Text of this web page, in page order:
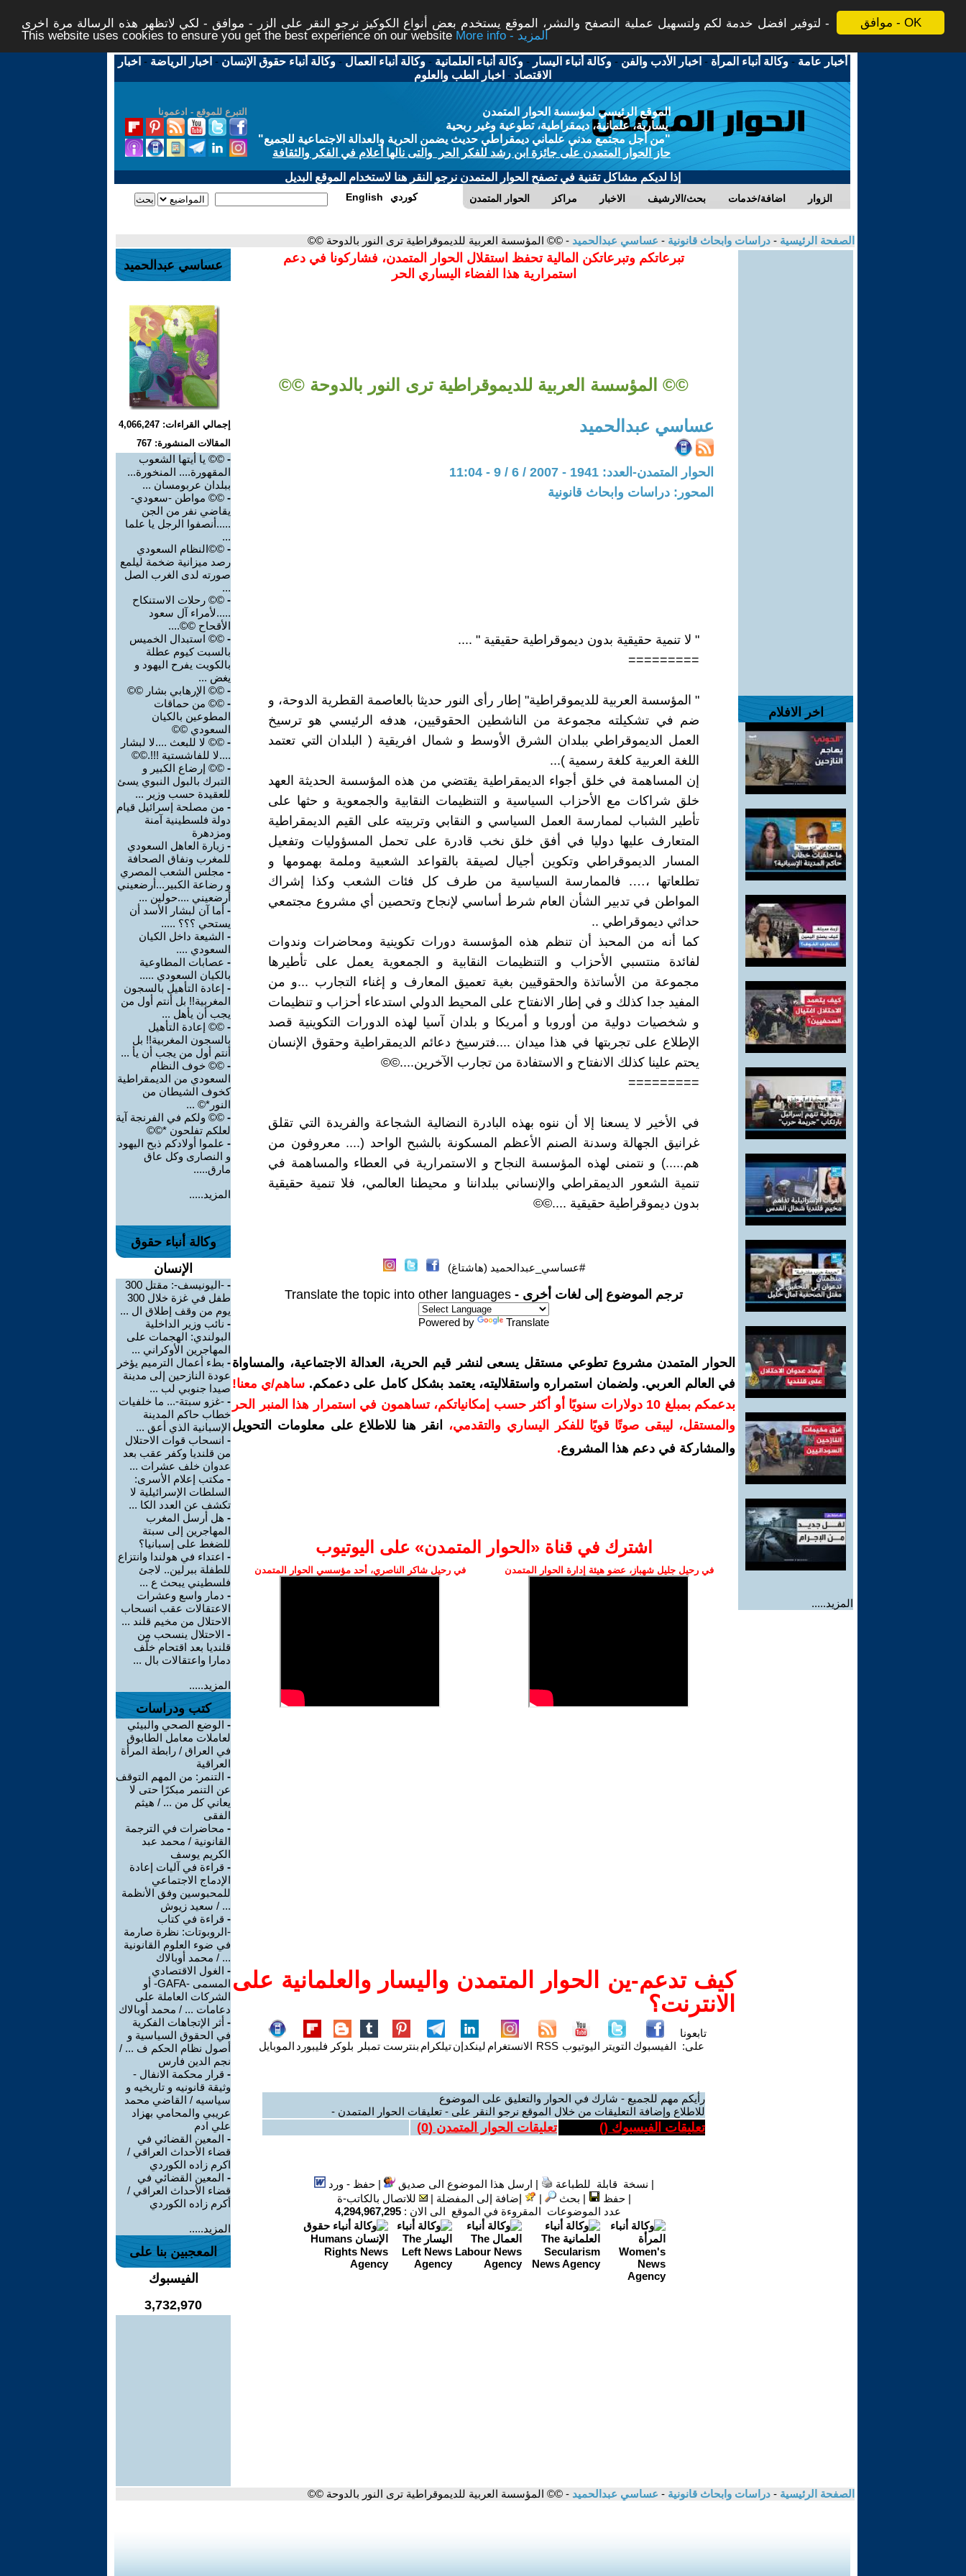
موافق - OK
لتوفير افضل خدمة لكم ولتسهيل عملية التصفح والنشر، الموقع يستخدم بعض أنواع الكوكيز نرجو النقر على الزر - موافق - لكي لاتظهر هذه الرسالة مرة اخرى -
This website uses cookies to ensure you get the best experience on our website
More info - المزيد
أخبار عامة -وكالة أنباء المرأة - اخبار الأدب والفن -وكالة أنباء اليسار -وكالة أنباء العلمانية -وكالة أنباء العمال -وكالة أنباء حقوق الإنسان - اخبار الرياضة - اخبار
الاقتصاد - اخبار الطب والعلوم
التبرع للموقع - ادعمونا
الموقع الرئيسي لمؤسسة الحوار المتمدن
يسارية، علمانية، ديمقراطية، تطوعية وغير ربحية
"من أجل مجتمع مدني علماني ديمقراطي حديث يضمن الحرية والعدالة الاجتماعية للجميع"
حاز الحوار المتمدن على جائزة ابن رشد للفكر الحر والتى نالها أعلام في الفكر والثقافة
إذا لديكم مشاكل تقنية في تصفح الحوار المتمدن نرجو النقر هنا لاستخدام الموقع البديل
الحوار المتمدن مراكز الاخبار بحث/الارشيف اضافة/خدمات الزوار English كوردي
الصفحة الرئيسية - دراسات وابحاث قانونية - عساسي عبدالحميد - ©© المؤسسة العربية للديموقراطية ترى النور بالدوحة ©©
اخر الافلام
المزيد.....
تبرعاتكم وتبرعاتكن المالية تحفظ استقلال الحوار المتمدن، فشاركونا في دعم
استمرارية هذا الفضاء اليساري الحر
©© المؤسسة العربية للديموقراطية ترى النور بالدوحة ©©
عساسي عبدالحميد
الحوار المتمدن-العدد: 1941 - 2007 / 6 / 9 - 11:04
المحور: دراسات وابحاث قانونية
" لا تنمية حقيقية بدون ديموقراطية حقيقية " ....
=========
" المؤسسة العربية للديموقراطية" إطار رأى النور حديثا بالعاصمة القطرية الدوحة، و
ضم في تشكيلته مجموعة من الناشطين الحقوقيين، هدفه الرئيسي هو ترسيخ
العمل الديموقراطي ببلدان الشرق الأوسط و شمال افريقية ( البلدان التي تعتمد
اللغة العربية كلغة رسمية )...
إن المساهمة في خلق أجواء الديمقراطية يقتضي من هذه المؤسسة الحديثة العهد
خلق شراكات مع الأحزاب السياسية و التنظيمات النقابية والجمعوية و حثها على
تأطير الشباب لممارسة العمل السياسي و النقابي وتربيته على القيم الديمقراطية
المتعارف عليها دوليا في أفق خلق نخب قادرة على تحمل المسؤوليات وتفعيل
المسار الديموقراطي وتكوين أجيال لصيقة بالقواعد الشعبية وملمة بهمومها و
تطلعاتها ،…. فالممارسة السياسية من طرف كل فئات الشعب وكذا إشراك
المواطن في تدبير الشأن العام شرط أساسي لإنجاح وتحصين أي مشروع مجتمعي
حداثي ديموقراطي ..
كما أنه من المحبذ أن تنظم هذه المؤسسة دورات تكوينية ومحاضرات وندوات
لفائدة منتسبي الأحزاب و التنظيمات النقابية و الجمعوية يعمل على تأطيرها
مجموعة من الأساتذة والحقوقيين بغية تعميق المعارف و إغناء التجارب ...و من
المفيد جدا كذلك و في إطار الانفتاح على المحيط الدولي استدعاء أحزاب و تنظيمات
و شخصيات دولية من أوروبا و أمريكا و بلدان آسيا لهذه الدورات التكوينية قصد
الإطلاع على تجربتها في هذا ميدان ....فترسيخ دعائم الديمقراطية وحقوق الإنسان
يحتم علينا كذلك الانفتاح و الاستفادة من تجارب الآخرين....©©
=========
في الأخير لا يسعنا إلا أن ننوه بهذه البادرة النضالية الشجاعة والفريدة التي تقلق
غرانيق الجهالة وسدنة الصنم الأعظم المسكونة بالشبح الواحد (.... معروفون من
هم.....) و نتمنى لهذه المؤسسة النجاح و الاستمرارية في العطاء والمساهمة في
تنمية الشعور الديمقراطي والإنساني ببلداننا و محيطنا العالمي، فلا تنمية حقيقية
بدون ديموقراطية حقيقية ....©©
#عساسي_عبدالحميد (هاشتاغ)
ترجم الموضوع إلى لغات أخرى - Translate the topic into other languages
Powered by Translate
الحوار المتمدن مشروع تطوعي مستقل يسعى لنشر قيم الحرية، العدالة الاجتماعية، والمساواة
في العالم العربي. ولضمان استمراره واستقلاليته، يعتمد بشكل كامل على دعمكم. ساهم/ي معنا!
بدعمكم بمبلغ 10 دولارات سنويًا أو أكثر حسب إمكانياتكم، تساهمون في استمرار هذا المنبر الحر
والمستقل، ليبقى صوتًا قويًا للفكر اليساري والتقدمي،
انقر هنا للاطلاع على معلومات التحويل
والمشاركة في دعم هذا المشروع.
اشترك في قناة ‫«الحوار المتمدن» على اليوتيوب
في رحيل جليل شهباز، عضو هيئة إدارة الحوار المتمدن في رحيل شاكر الناصري، أحد مؤسسي الحوار المتمدن
كيف تدعم-ين الحوار المتمدن واليسار والعلمانية على
الانترنت؟
تابعونا
على: الفيسبوك التويتر اليوتيوب RSS الانستغرام لينكدإنتيلكرام بنترست تمبلر بلوكر فليبورد الموبايل
رأيكم مهم للجميع - شارك في الحوار والتعليق على الموضوع
للاطلاع وإضافة التعليقات من خلال الموقع نرجو النقر على - تعليقات الحوار المتمدن -
تعليقات الفيسبوك () تعليقات الحوار المتمدن (0
)
| نسخة قابلة للطباعة | ارسل هذا الموضوع الى صديق |حفظ - ورد
|حفظ | بحث | إضافة إلى المفضلة |
للاتصال بالكاتب-ة
عدد الموضوعات المقروءة في الموقع الى الان : 4,294,967,295
عساسي عبدالحميد
إجمالي القراءات: 4,066,247
المقالات المنشورة: 767
- ©© يا أيتها الشعوب
المقهورة.... المنخورة...
ببلدان عربومسان ...
- ©© مواطن -سعودي-
يقاضي نفر من الجن
.....أنصفوا الرجل يا علما
...
- ©©النظام السعودي
رصد ميزانية ضخمة ليلمع
صورته لدى الغرب الصل
...
- ©© رحلات الاستنكاح
.....لأمراء آل سعود
الأقحاح ©©....
- ©© استبدال الخميس
بالسبت كيوم عطلة
بالكويت يفرح اليهود و
يغض ...
- ©© الإرهابي بشار ©©
- ©© من حماقات
المطوعين بالكيان
السعودي ©©
- ©© لا للبعث ....لا لبشار
....لا للفاشستية !!!.©©
- ©© إرضاع الكبير و
التبرك بالبول النبوي يسئ
للعقيدة حسب وزير ...
- من مصلحة إسرائيل قيام
دولة فلسطينية آمنة
ومزدهرة
- زيارة العاهل السعودي
للمغرب ونفاق الصحافة
- مجلس الشعب المصري
و رضاعة الكبير...أرضعيني
أرضعيني ....حولين ...
- أما آن لبشار الأسد أن
يستحي ؟؟؟ .....
- الشيعة داخل الكيان
السعودي ....
- عصابات المطاوعية
بالكيان السعودي .....
- إعادة التأهيل بالسجون
المغربية!! بل أنتم أول من
يجب أن يأهل ...
- ©© إعادة التأهيل
بالسجون المغربية!! بل
أنتم أول من يجب أن يأ ...
- ©© خوف النظام
السعودي من الديمقراطية
كخوف الشيطان من
النور*© ...
- ©© ولكم في الفرنجة آية
لعلكم تفلحون *©©
- علموا أولادكم ذبح اليهود
و النصارى وكل عاق
مارق.....
المزيد.....
وكالة أنباء حقوق
الإنسان
-
-اليونيسف-: مقتل 300
طفل في غزة خلال 300
يوم من وقف إطلاق ال ...
- نائب وزير الداخلية
البولندي: الهجمات على
المهاجرين الأوكراني ...
- بطء أعمال الترميم يؤخر
عودة النازحين إلى مدينة
صيدا جنوبي لب ...
- -غزو سبتة-... ما خلفيات
خطاب حاكم المدينة
الإسبانية الذي أعق ...
- انسحاب قوات الاحتلال
من قلنديا وكفر عقب بعد
عدوان خلف عشرات ...
- مكتب إعلام الأسرى:
السلطات الإسرائيلية لا
تكشف عن العدد الكا ...
- هل أرسل المغرب
المهاجرين إلى سبتة
للضغط على إسبانيا؟
- اعتداء في هولندا وانتزاع
للطفلة ببرلين.. لاجئ
فلسطيني يبحث ع ...
- دمار واسع وعشرات
الاعتقالات عقب انسحاب
الاحتلال من مخيم قلند ...
- الاحتلال ينسحب من
قلنديا بعد اقتحام خلّف
دمارا واعتقالات بال ...
المزيد.....
كتب ودراسات
- الوضع الصحي والبيئي
لعاملات معامل الطابوق
في العراق / رابطة المرأة
العراقية
- التنمر: من المهم التوقف
عن التنمر مبكرًا حتى لا
يعاني كل من ... / هيثم
الفقى
- محاضرات في الترجمة
القانونية / محمد عبد
الكريم يوسف
- قراءة في آليات إعادة
الإدماج الاجتماعي
للمحبوسين وفق الأنظمة
... / سعيد زيوش
- قراءة في كتاب
-الروبوتات: نظرة صارمة
في ضوء العلوم القانونية
... / محمد أوبالاك
- الغول الاقتصادي
المسمى -GAFA- أو
الشركات العاملة على
دعامات ... / محمد أوبالاك
- أثر الإتجاهات الفكرية
في الحقوق السياسية و
أصول نظام الحكم ف ... /
نجم الدين فارس
- قرار محكمة الانفال -
وثيقة قانونيه و تاريخيه و
سياسيه / القاضي محمد
عريبي والمحامي بهزاد
علي ادم
- المعين القضائي في
قضاء الأحداث العراقي /
اكرم زاده الكوردي
- المعين القضائي في
قضاء الأحداث العراقي /
أكرم زاده الكوردي
المزيد.....
المعجبين بنا على
الفيسبوك
3,732,970
الصفحة الرئيسية - دراسات وابحاث قانونية - عساسي عبدالحميد - ©© المؤسسة العربية للديموقراطية ترى النور بالدوحة ©©